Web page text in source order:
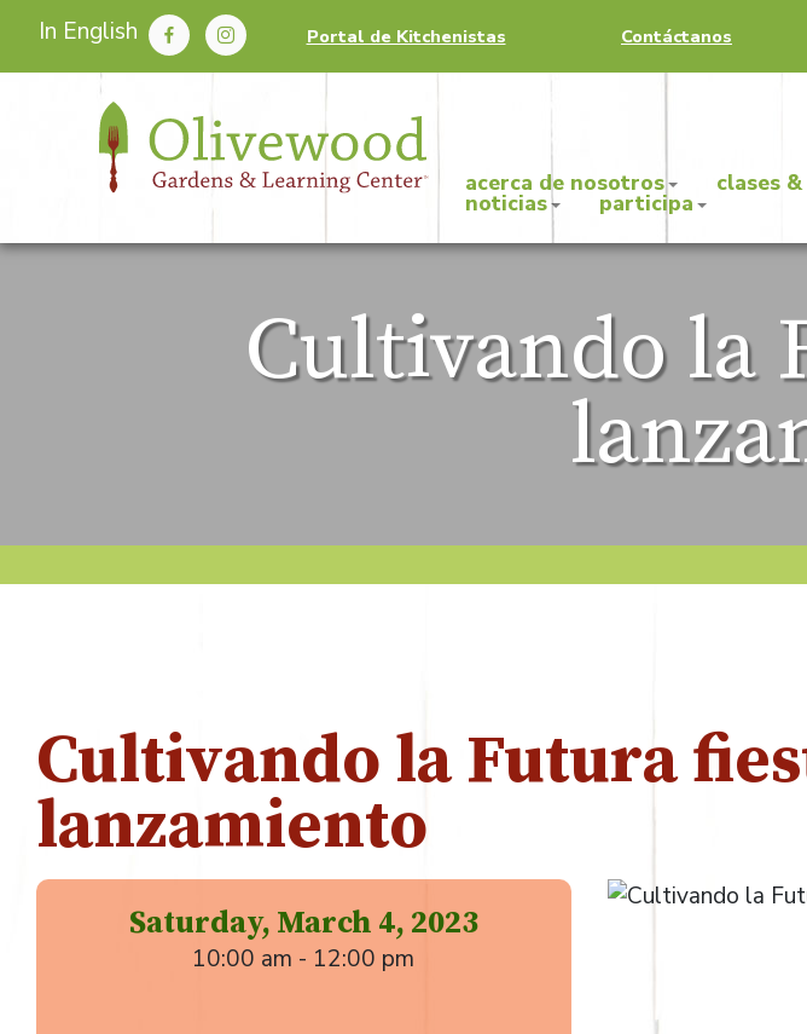
In English Portal de Kitchenistas Contáctanos
acerca de nosotros clases
noticias participa
Cultivando la
Cultivando la Futura
lanzamiento
Saturday, March 4, 2023
10:00 am - 12:00 pm